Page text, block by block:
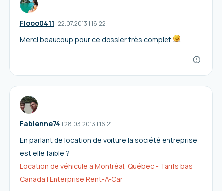
Flooo0411 I22.07.2013 |16:22
Merci beaucoup pour ce dossier très complet
Fabienne74 I28.03.2013 |16:21
En parlant de location de voiture la société entreprise
est elle faible ?
Location de véhicule à Montréal, Québec - Tarifs bas
Canada | Enterprise Rent-A-Car